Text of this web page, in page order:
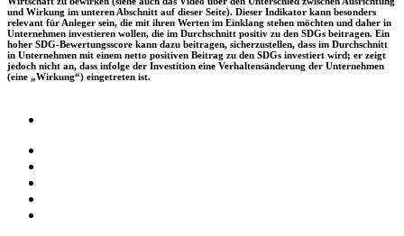
und Wirkung im unteren Abschnitt auf dieser Seite). Dieser Indikator kann besonders
relevant für Anleger sein, die mit ihren Werten im Einklang stehen möchten und daher in
Unternehmen investieren wollen, die im Durchschnitt positiv zu den SDGs beitragen. Ein
hoher SDG-Bewertungsscore kann dazu beitragen, sicherzustellen, dass im Durchschnitt
in Unternehmen mit einem netto positiven Beitrag zu den SDGs investiert wird; er zeigt
jedoch nicht an, dass infolge der Investition eine Verhaltensänderung der Unternehmen
(eine „Wirkung“) eingetreten ist.